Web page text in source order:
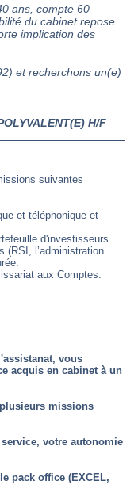
ans, compte 60
du cabinet repose
implication des
et recherchons un(e)
H/F
suivantes
et téléphonique et
d'investisseurs
(RSI, l’administration
aux Comptes.
vous
acquis en cabinet à un
missions
votre autonomie
pack office (EXCEL,